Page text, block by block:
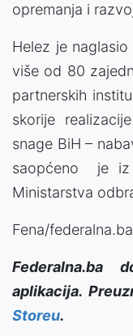
opremanja i
Helez je
više od 80
partnerskih
skorije
snage BiH –
saopćeno je iz
Ministarstva
Fena/federalna.ba
Federalna.ba
aplikacija.
Storeu.